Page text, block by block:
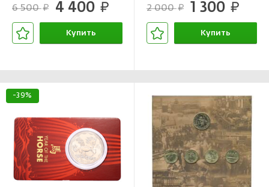
национальной валюты»
6 500руб. 4 400 руб.
Купить
красном блистере)
2 000руб. 1 300 руб.
Купить
-39%